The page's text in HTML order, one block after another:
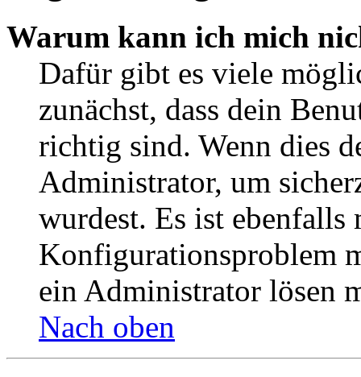
Warum kann ich mich
Dafür gibt es viele
zunächst, dass dein
richtig sind. Wenn dies
Administrator, um
wurdest. Es ist ebenfalls
Konfigurationsproblem
ein Administrator lösen
Nach oben